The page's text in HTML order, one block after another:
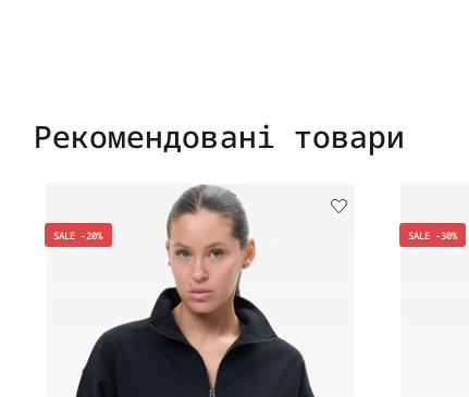
Рекомендовані товари
SALE -20% SALE -30%